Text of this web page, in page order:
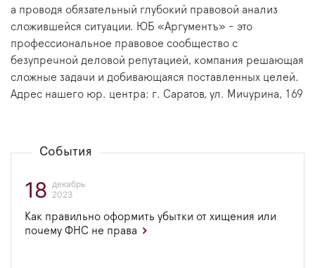
а проводя обязательный глубокий правовой анализ
сложившейся ситуации. ЮБ «Аргументъ» - это
профессиональное правовое сообщество с
безупречной деловой репутацией, компания решающая
сложные задачи и добивающаяся поставленных целей.
Адрес нашего юр. центра: г. Саратов, ул. Мичурина, 169
События
18 декабрь
2023
Как правильно оформить убытки от хищения или
почему ФНС не права